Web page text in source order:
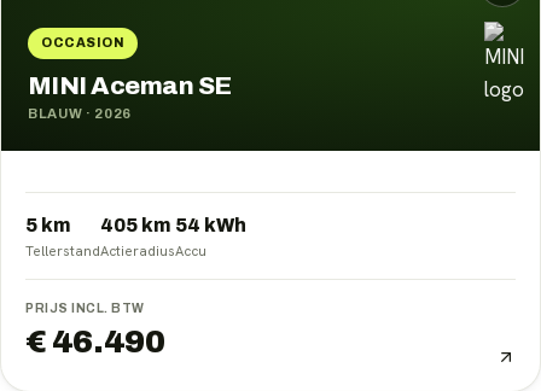
OCCASION
MINI Aceman SE
BLAUW · 2026
5 km
Tellerstand
405 km
Actieradius
54 kWh
Accu
PRIJS INCL. BTW
€ 46.490